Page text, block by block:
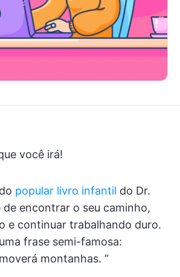
você irá!
popular livro infantil do Dr.
de encontrar o seu caminho,
e continuar trabalhando duro.
frase semi-famosa:
montanhas. ”